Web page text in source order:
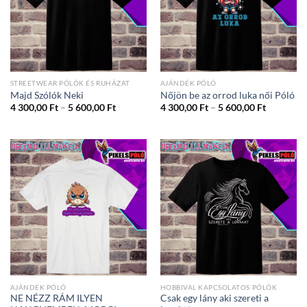
STREETWEAR PÓLÓK ÉS RUHÁZAT
Majd Szólók Neki
4 300,00 Ft – 5 600,00 FtÁrtartomány:
5
600,00 Ft
AJÁNDÉK PÓLÓ
Nőjön be az orrod luka női Póló
4 300,00 Ft – 5 600,00 Ft
5
600,00 Ft
AJÁNDÉK PÓLÓ
NE NÉZZ RÁM ILYEN
HOBBIVAL KAPCSOLATOS PÓLÓK
Csak egy lány aki szereti a